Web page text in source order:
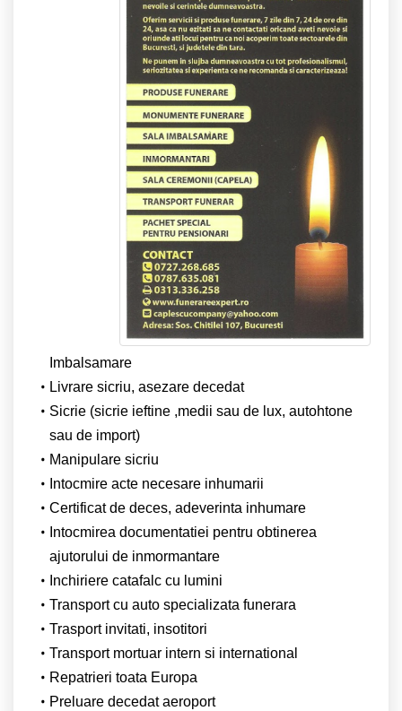
Imbalsamare
Livrare sicriu, asezare decedat
Sicrie (sicrie ieftine ,medii sau de lux, autohtone
sau de import)
Manipulare sicriu
Intocmire acte necesare inhumarii
Certificat de deces, adeverinta inhumare
Intocmirea documentatiei pentru obtinerea
ajutorului de inmormantare
Inchiriere catafalc cu lumini
Transport cu auto specializata funerara
Trasport invitati, insotitori
Transport mortuar intern si international
Repatrieri toata Europa
Preluare decedat aeroport